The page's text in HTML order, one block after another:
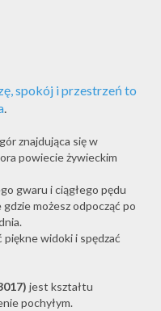
spokój i przestrzeń to
.
znajdująca się w
powiecie żywieckim
gwaru i ciągłego pędu
możesz odpocząć po
widoki i spędzać
jest kształtu
pochyłym.